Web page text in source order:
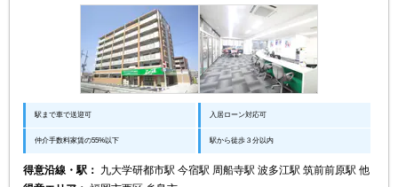
駅まで車で送迎可 入居ローン対応可
仲介手数料家賃の55%以下 駅から徒歩３分以内
得意沿線・駅：
九大学研都市駅 今宿駅 周船寺駅 波多江駅 筑前前原駅 他